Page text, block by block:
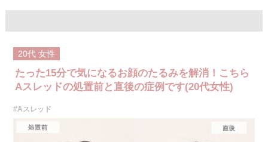
20代 女性
たった15分で気になるお顔のたるみを解消！こちら
Aスレッドの処置前と直後の症例です(20代女性)
#Aスレッド